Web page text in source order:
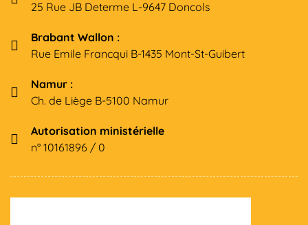
25 Rue JB Determe L-9647 Doncols
Brabant Wallon :
Rue Emile Francqui B-1435 Mont-St-Guibert
Namur :
Ch. de Liège B-5100 Namur
Autorisation ministérielle
n° 10161896 / 0